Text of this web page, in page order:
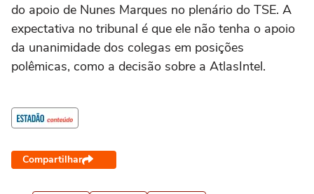
do apoio de Nunes Marques no plenário do TSE. A
expectativa no tribunal é que ele não tenha o apoio
da unanimidade dos colegas em posições
polêmicas, como a decisão sobre a AtlasIntel.
Compartilhar